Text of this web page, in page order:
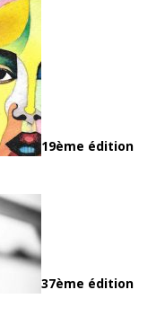
19ème édition
37ème édition